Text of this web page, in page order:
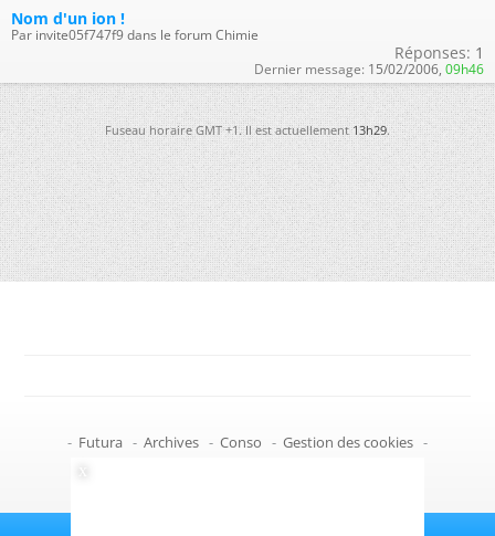
Nom d'un ion !
Par invite05f747f9 dans le forum Chimie
Réponses: 1
Dernier message: 15/02/2006, 09h46
Fuseau horaire GMT +1. Il est actuellement13h29.
- Futura - Archives - Conso - Gestion des cookies -